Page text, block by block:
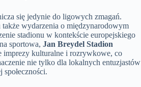
się jedynie do ligowych zmagań.
wydarzenia o międzynarodowym
stadionu w kontekście europejskiego
sportowa, Jan Breydel Stadion
imprezy kulturalne i rozrywkowe, co
nie tylko dla lokalnych entuzjastów
społeczności.